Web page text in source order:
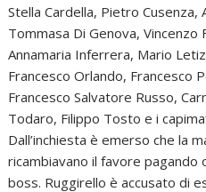
Stella Cardella, Pietro Cusenza,
Tommasa Di Genova, Vincenzo
Annamaria Inferrera, Mario
Francesco Orlando, Francesco
Francesco Salvatore Russo,
Todaro, Filippo Tosto e i
Dall’inchiesta è emerso che la
ricambiavano il favore
boss. Ruggirello è accusato di